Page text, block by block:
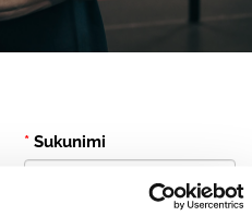
* Sukunimi